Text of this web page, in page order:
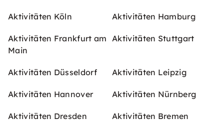
Aktivitäten Köln Aktivitäten Hamburg
Aktivitäten Frankfurt am
Main
Aktivitäten Stuttgart
Aktivitäten Düsseldorf Aktivitäten Leipzig
Aktivitäten Hannover Aktivitäten Nürnberg
Aktivitäten Dresden Aktivitäten Bremen